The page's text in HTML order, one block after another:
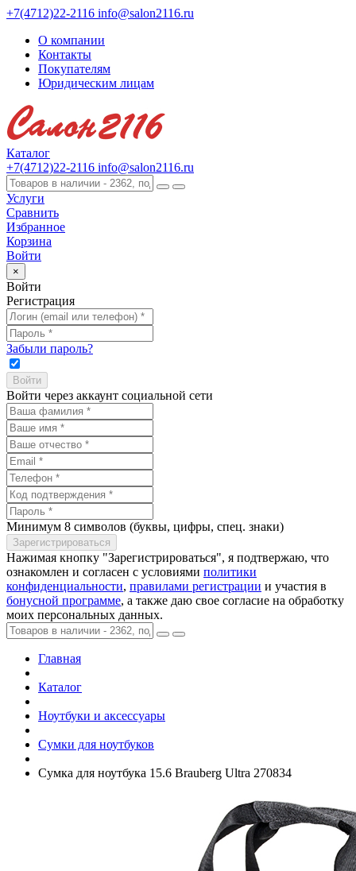
+7(4712)22-2116 info@salon2116.ru
О компании
Контакты
Покупателям
Юридическим лицам
Каталог
+7(4712)22-2116 info@salon2116.ru
Услуги
Сравнить
Избранное
Корзина
Войти
×
Войти
Регистрация
Забыли пароль?
Войти через аккаунт социальной сети
Минимум 8 символов (буквы, цифры, спец. знаки)
Нажимая кнопку "Зарегистрироваться", я подтвержаю, что
ознакомлен и согласен с условиями политики
конфиденциальности, правилами регистрации и участия в
бонусной программе, а также даю свое согласие на обработку
моих персональных данных.
Главная
Каталог
Ноутбуки и аксессуары
Сумки для ноутбуков
Сумка для ноутбука 15.6 Brauberg Ultra 270834